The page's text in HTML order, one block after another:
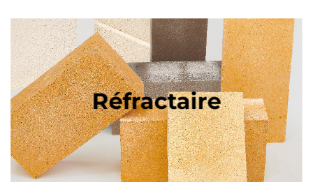
Réfractaire